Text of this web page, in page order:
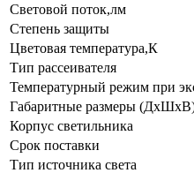
Световой поток,лм
Степень защиты
Цветовая температура,К
Тип рассеивателя
Температурный режим при
Габаритные размеры
Корпус светильника
Срок поставки
Тип источника света